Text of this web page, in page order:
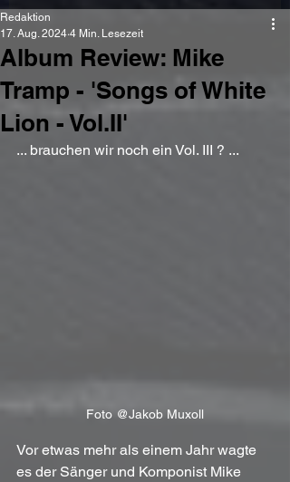
Album Review: Mike
Tramp - 'Songs of White
Lion - Vol.II'
Redaktion
17. Aug. 2024 4 Min. Lesezeit
... brauchen wir noch ein Vol. III ? ...
Foto @Jakob Muxoll
Vor etwas mehr als einem Jahr wagte
es der Sänger und Komponist Mike